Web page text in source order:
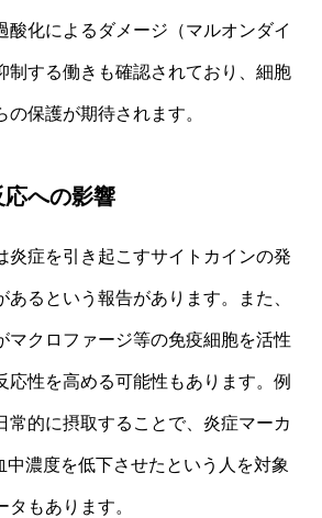
酸化によるダメージ（マルオンダイ
制する働きも確認されており、細胞
保護が期待されます。
への影響
炎症を引き起こすサイトカインの発
あるという報告があります。また、
マクロファージ等の免疫細胞を活性
応性を高める可能性もあります。例
常的に摂取することで、炎症マーカ
中濃度を低下させたという人を対象
タもあります。